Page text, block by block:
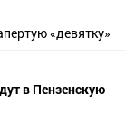
«девятку»
в Пензенскую